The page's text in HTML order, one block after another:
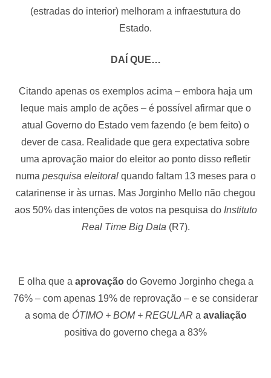
(estradas do interior) melhoram a infraestutura do
Estado.
DAÍ QUE…
Citando apenas os exemplos acima – embora haja um
leque mais amplo de ações – é possível afirmar que o
atual Governo do Estado vem fazendo (e bem feito) o
dever de casa. Realidade que gera expectativa sobre
uma aprovação maior do eleitor ao ponto disso refletir
numa pesquisa eleitoral quando faltam 13 meses para o
catarinense ir às urnas. Mas Jorginho Mello não chegou
aos 50% das intenções de votos na pesquisa do Instituto
Real Time Big Data (R7).
E olha que a aprovação do Governo Jorginho chega a
76% – com apenas 19% de reprovação – e se considerar
a soma de ÓTIMO + BOM + REGULAR a avaliação
positiva do governo chega a 83%